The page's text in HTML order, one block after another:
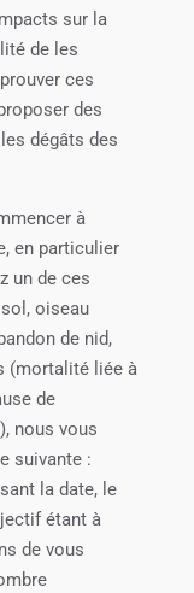
sur la
de les
ces
des
dégâts des
à
en particulier
un de ces
oiseau
de nid,
(mortalité liée à
de
nous vous
suivante :
la date, le
étant à
de vous